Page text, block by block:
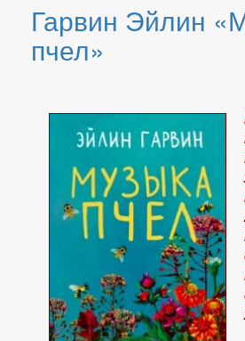
Гарвин Эйлин
пчел»